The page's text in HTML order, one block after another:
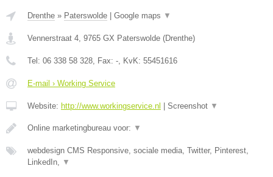
Drenthe » Paterswolde Google maps ▼
Vennerstraat 4 9765 GX Paterswolde (Drenthe)
Tel: 06 338 58 328 , Fax: - , KvK: 55451616
E-mail › Working Service
Website: http://www.workingservice.nl Screenshot ▼
Online marketingbureau voor: ▼
webdesign CMS Responsive, sociale media, Twitter, Pinterest,
LinkedIn,
▼